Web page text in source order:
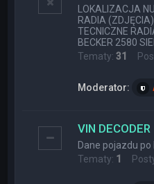
LOKALIZACJA
RADIA
TECNICZNE
BECKER 2580
Tematy:31
Moderator:
VIN DECODER
Dane pojazdu po
Tematy: 1